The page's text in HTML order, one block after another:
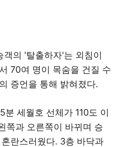
의 '탈출하자'는 외침이
70여 명이 목숨을 건질 수
증언을 통해 밝혀졌다.
분 세월호 선체가 110도 이
쪽과 오른쪽이 바뀌며 승
란스러웠다. 3층 바닥과